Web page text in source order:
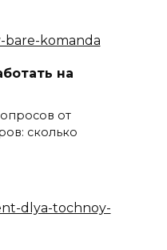
на
от
сколько